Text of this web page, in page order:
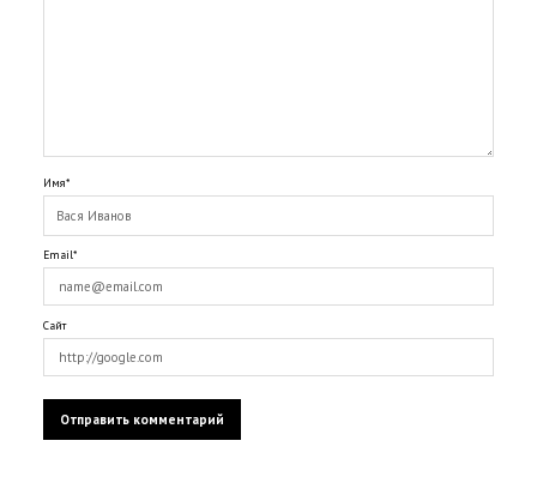
Имя*
Email*
Сайт